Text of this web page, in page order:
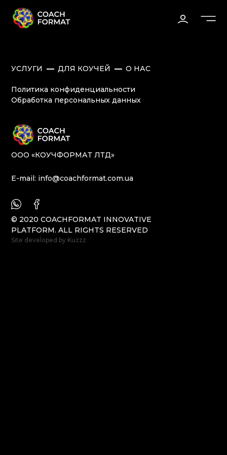
ОOO «КОУЧФОРМАТ ЛТД»
E-mail: info@coachformat.com.ua
© 2020 COACHFORMAT INNOVATIVE
PLATFORM. ALL RIGHTS RESERVED
Site developed by Kuzzz
УСЛУГИ ДЛЯ КОУЧЕЙ О НАС
Политика конфиденциальности
Обработка персональных данных